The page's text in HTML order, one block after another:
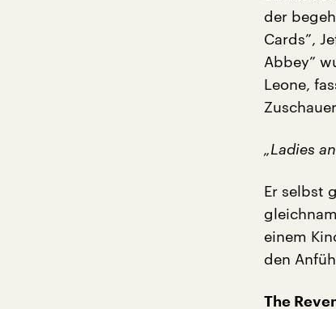
der
Cards”,
Abbey”
Leone,
„Ladies
Er selbst
einem
den
The